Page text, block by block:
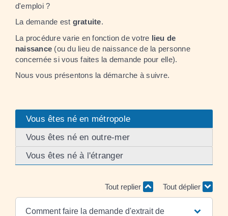
d'emploi ?
La demande est gratuite.
La procédure varie en fonction de votre lieu de
naissance (ou du lieu de naissance de la personne
concernée si vous faites la demande pour elle).
Nous vous présentons la démarche à suivre.
Vous êtes né en métropole
Vous êtes né en outre-mer
Vous êtes né à l'étranger
Tout replier Tout déplier
Comment faire la demande d'extrait de